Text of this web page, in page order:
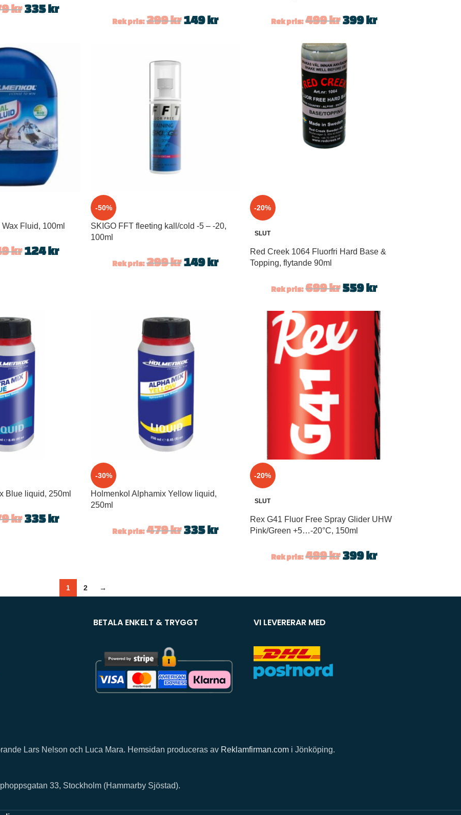
kr335kr
Rek pris: 299kr 149kr Rek pris: 499kr399kr
Fluid, 100ml
kr124kr
-50%
SKIGO FFT fleeting kall/cold -5 – -20,
100ml
Rek pris: 299kr 149kr
-20%
SLUT
Red Creek 1064 Fluorfri Hard Base &
Topping, flytande 90ml
Rek pris: 699kr559kr
Blue liquid, 250ml
kr335kr
-30%
Holmenkol Alphamix Yellow liquid,
250ml
Rek pris: 479kr 335kr
-20%
SLUT
Rex G41 Fluor Free Spray Glider UHW
Pink/Green +5…-20°C, 150ml
Rek pris: 499kr399kr
1 2 →
BETALA ENKELT & TRYGGT VI LEVERERAR MED
Lars Nelson och Luca Mara. Hemsidan produceras av Reklamfirman.com i Jönköping.
33, Stockholm (Hammarby Sjöstad).